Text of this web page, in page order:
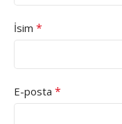
İsim *
E-posta *